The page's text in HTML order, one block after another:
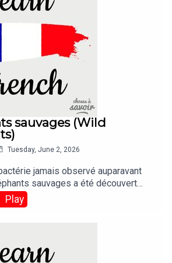
sauvages (Wild
Tuesday, June 2, 2026
jamais observé auparavant
sauvages a été découvert
de six animaux décédés dans des
mystérieuses au
six animals that died in mysterious
in Zimbabwe.
Play